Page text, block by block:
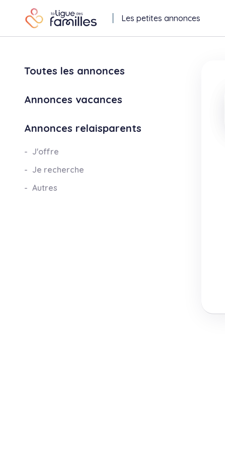
Les petites annonces
Toutes les annonces
Annonces vacances
Annonces relaisparents
J'offre
Je recherche
Autres